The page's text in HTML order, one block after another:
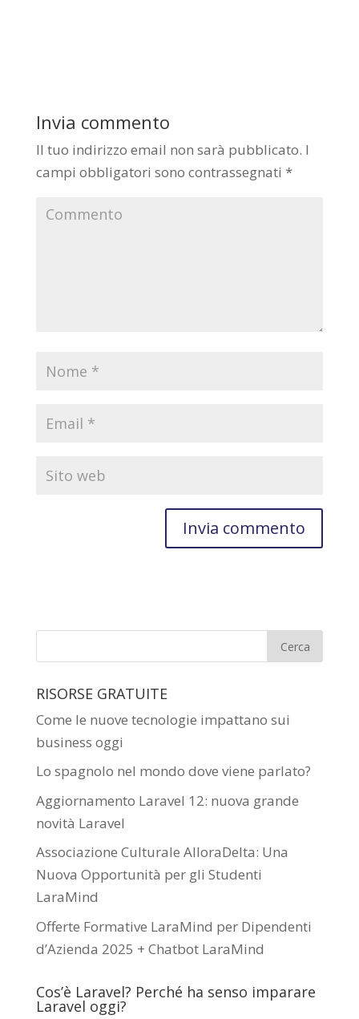
Invia commento
Il tuo indirizzo email non sarà pubblicato. I
campi obbligatori sono contrassegnati *
RISORSE GRATUITE
Come le nuove tecnologie impattano sui
business oggi
Lo spagnolo nel mondo dove viene parlato?
Aggiornamento Laravel 12: nuova grande
novità Laravel
Associazione Culturale AlloraDelta: Una
Nuova Opportunità per gli Studenti
LaraMind
Offerte Formative LaraMind per Dipendenti
d’Azienda 2025 + Chatbot LaraMind
Cos’è Laravel? Perché ha senso imparare
Laravel oggi?